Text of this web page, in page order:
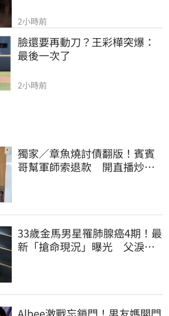
2小時前
臉還要再動刀？王彩樺突爆：
最後一次了
2小時前
獨家／章魚燒討債翻版！賓賓
哥幫軍師索退款 開直播炒作
33歲金馬男星罹肺腺癌4期！最
新「搶命現況」曝光 父淚